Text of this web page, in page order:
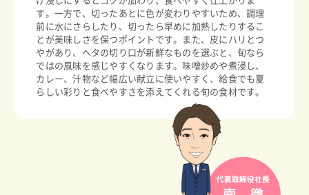
す。一方で、切ったあとに色が変わりやすいため、調理
前に水にさらしたり、切ったら早めに加熱したりするこ
とが美味しさを保つポイントです。また、皮にハリとつ
やがあり、ヘタの切り口が新鮮なものを選ぶと、旬なら
ではの風味を感じやすくなります。味噌炒めや煮浸し、
カレー、汁物など幅広い献立に使いやすく、給食でも夏
らしい彩りと食べやすさを添えてくれる旬の食材です。